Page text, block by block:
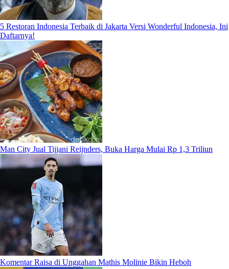
5 Restoran Indonesia Terbaik di Jakarta Versi Wonderful Indonesia, Ini
Daftarnya!
Man City Jual Tijjani Reijnders, Buka Harga Mulai Rp 1,3 Triliun
Komentar Raisa di Unggahan Mathis Molinie Bikin Heboh